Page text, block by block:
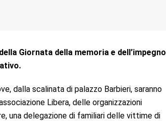
Giornata della memoria e dell’impegno
dalla scalinata di palazzo Barbieri, saranno
Libera, delle organizzazioni
una delegazione di familiari delle vittime di